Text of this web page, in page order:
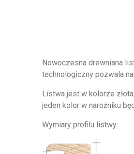
Nowoczesna drewniana
technologiczny pozwala
Listwa jest w kolorze
jeden kolor w narożniku
Wymiary profilu listwy: